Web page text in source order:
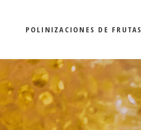
POLINIZACIONES DE FRUTAS